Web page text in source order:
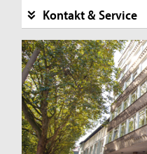
Kontakt & Service